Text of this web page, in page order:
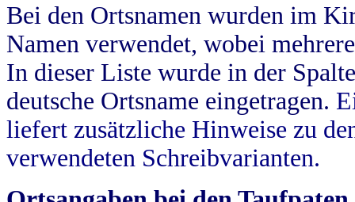
Bei den Ortsnamen wurden im
Namen verwendet, wobei
In dieser Liste wurde in der
deutsche Ortsname eingetragen.
liefert zusätzliche Hinweise zu
verwendeten Schreibvarianten.